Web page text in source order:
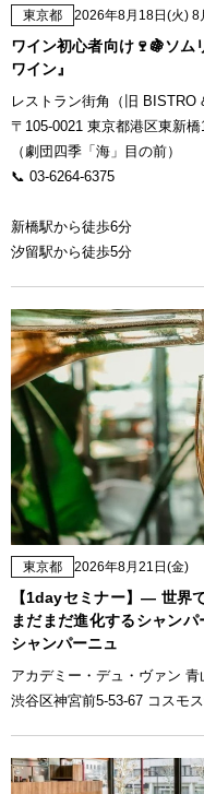
東京都 2026年8月18日(火) 8
ワイン初心者向け🍷🍇ソ
ワイン』
レストラン街角（旧 BISTRO
〒105-0021 東京都港区東新
（劇団四季「海」目の前）
📞 03-6264-6375
新橋駅から徒歩6分
汐留駅から徒歩5分
東京都 2026年8月21日(金)
【1dayセミナー】— 世界
まだまだ進化するシャン
シャンパーニュ
アカデミー・デュ・ヴァン 青
渋谷区神宮前5-53-67 コスモ